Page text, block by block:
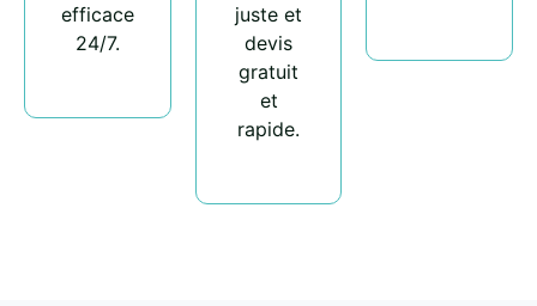
efficace
24/7.
juste et
devis
gratuit
et
rapide.